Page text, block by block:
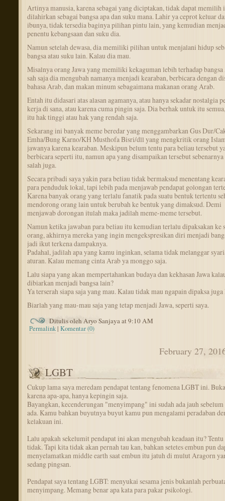
Artinya manusia, karena sebagai yang diciptakan, tidak dapat memilih
dilahirkan sebagai bangsa apa dan suku mana. Lahir ya ceprot keluar
ibunya, tidak tersedia baginya pilihan pintu lain, yang kemudian
penentu kebangsaan dan suku dia.
Namun setelah dewasa, dia memiliki pilihan untuk menjalani hidup
bangsa atau suku lain. Kalau dia mau.
Misalnya orang Jawa yang memiliki kekaguman lebih terhadap bangsa
sah saja dia mengubah namanya menjadi kearaban, berbicara dengan
bahasa Arab, dan makan minum sebagaimana makanan orang Arab.
Entah itu didasari atas alasan agamanya, atau hanya sekadar nostalgia
kerja di sana, atau karena cuma pingin saja. Dia berhak untuk itu
itu hak tinggi atau hak yang rendah saja.
Sekarang ini banyak meme beredar yang menggambarkan Gus Dur/
Emha/Bung Karno/KH Musthofa Bisri/dll yang mengkritik orang
jawanya karena kearaban. Meskipun belum tentu para beliau tersebut
berbicara seperti itu, namun apa yang disampaikan tersebut
salah juga.
Secara pribadi saya yakin para beliau tidak bermaksud menentang
para penduduk lokal, tapi lebih pada menjawab pendapat golongan
Karena banyak orang yang terlalu fanatik pada suatu bentuk tertentu
mendorong orang lain untuk berubah ke bentuk yang dimaksud. Demi
menjawab dorongan itulah maka jadilah meme-meme tersebut.
Namun ketika jawaban para beliau itu kemudian terlalu dipaksakan ke
orang, akhirnya mereka yang ingin mengekspresikan diri menjadi
jadi ikut terkena dampaknya.
Padahal, jadilah apa yang kamu inginkan, selama tidak melanggar
aturan. Kalau memang cinta Arab ya monggo saja.
Lalu siapa yang akan mempertahankan budaya dan kekhasan Jawa
dibiarkan menjadi bangsa lain?
Ya terserah siapa saja yang mau. Kalau tidak mau ngapain dipaksa juga
Biarlah yang mau-mau saja yang tetap menjadi Jawa, seperti saya.
Ditulis oleh Aryo Sanjaya at 9:10 AM
Permalink |Komentar (0)
February 27,
LGBT
Cukup lama saya meredam pendapat tentang fenomena LGBT ini.
karena apa-apa, hanya kepingin saja.
Bayangkan, kecenderungan "menyimpang" ini sudah ada jauh
ada. Kamu bahkan buyutnya buyut kamu pun mengalami peradaban
kelakuan ini.
Lalu apakah sekelumit pendapat ini akan mengubah keadaan itu? Tentu
tidak. Tapi kita tidak akan pernah tau kan, bahkan setetes embun pun
menyelamatkan middle earth saat embun itu jatuh di mulut Aragorn
sedang pingsan.
Pendapat saya tentang LGBT: menyukai sesama jenis bukanlah
menyimpang. Memang benar apa kata para pakar psikologi.